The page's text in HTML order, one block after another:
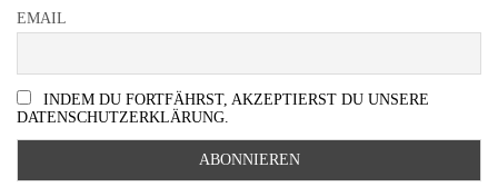
EMAIL
INDEM DU FORTFÄHRST, AKZEPTIERST DU UNSERE
DATENSCHUTZERKLÄRUNG.